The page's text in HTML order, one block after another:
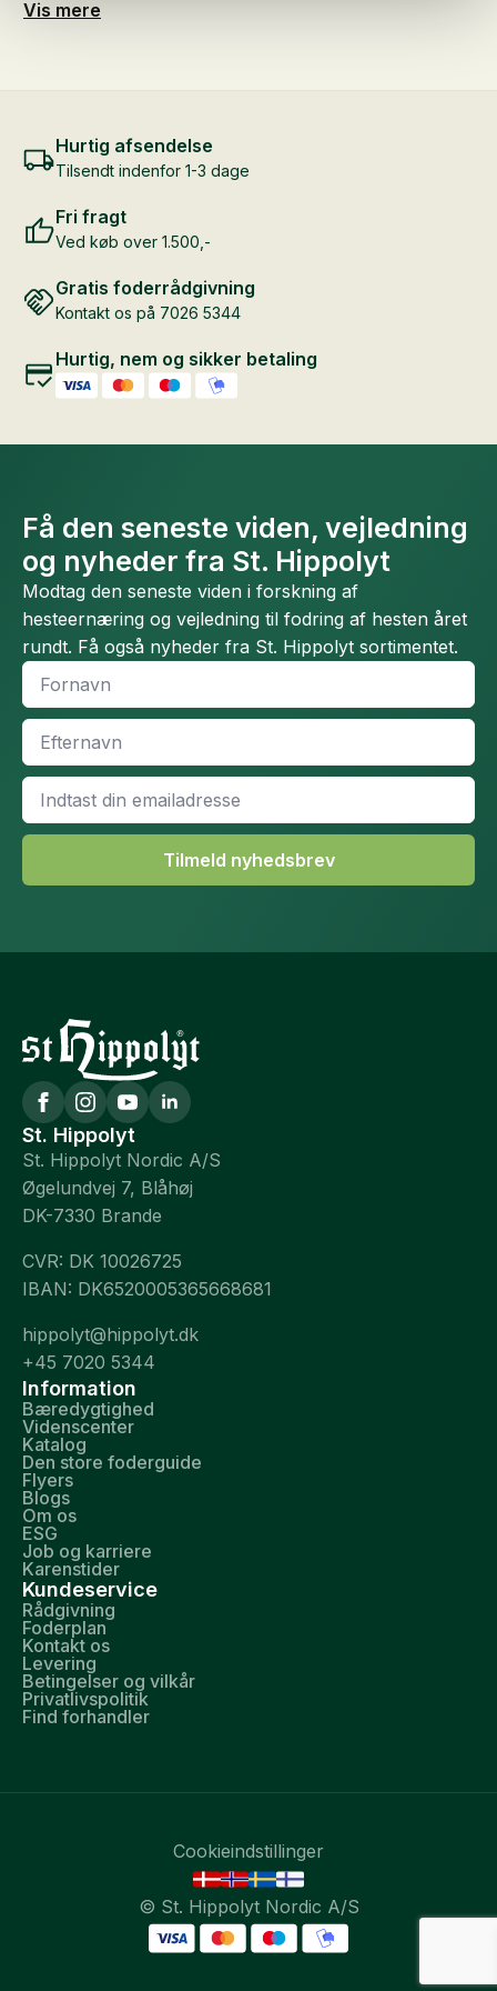
Mulighederne
Vis mere
Hurtig afsendelse
Tilsendt indenfor 1-3 dage
Fri fragt
Ved køb over 1.500,-
Gratis foderrådgivning
Kontakt os på 7026 5344
Hurtig, nem og sikker betaling
Få den seneste viden, vejledning
og nyheder fra St. Hippolyt
Modtag den seneste viden i forskning af
hesteernæring og vejledning til fodring af hesten året
rundt. Få også nyheder fra St. Hippolyt sortimentet.
Fornavn
Efternavn
Email
Tilmeld nyhedsbrev
St. Hippolyt
St. Hippolyt Nordic A/S
Øgelundvej 7, Blåhøj
DK-7330 Brande
CVR: DK 10026725
IBAN: DK6520005365668681
hippolyt@hippolyt.dk
+45 7020 5344
Information
Bæredygtighed
Videnscenter
Katalog
Den store foderguide
Flyers
Blogs
Om os
ESG
Job og karriere
Karenstider
Kundeservice
Rådgivning
Foderplan
Kontakt os
Levering
Betingelser og vilkår
Privatlivspolitik
Find forhandler
© St. Hippolyt Nordic A/S
Cookieindstillinger